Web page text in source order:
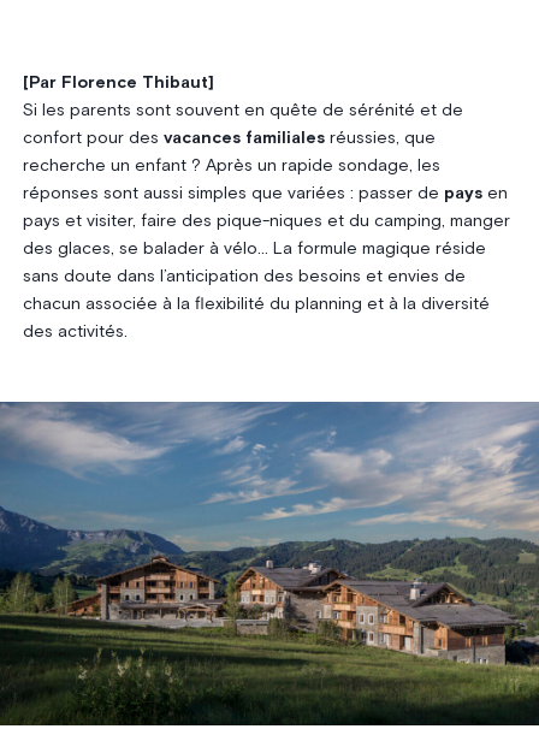
[Par Florence Thibaut]
Si les parents sont souvent en quête de sérénité et de
confort pour des vacances familialesréussies, que
recherche un enfant ? Après un rapide sondage, les
réponses sont aussi simples que variées : passer de paysen
pays et visiter, faire des pique-niques et du camping, manger
des glaces, se balader à vélo… La formule magique réside
sans doute dans l’anticipation des besoins et envies de
chacun associée à la flexibilité du planning et à la diversité
des activités.